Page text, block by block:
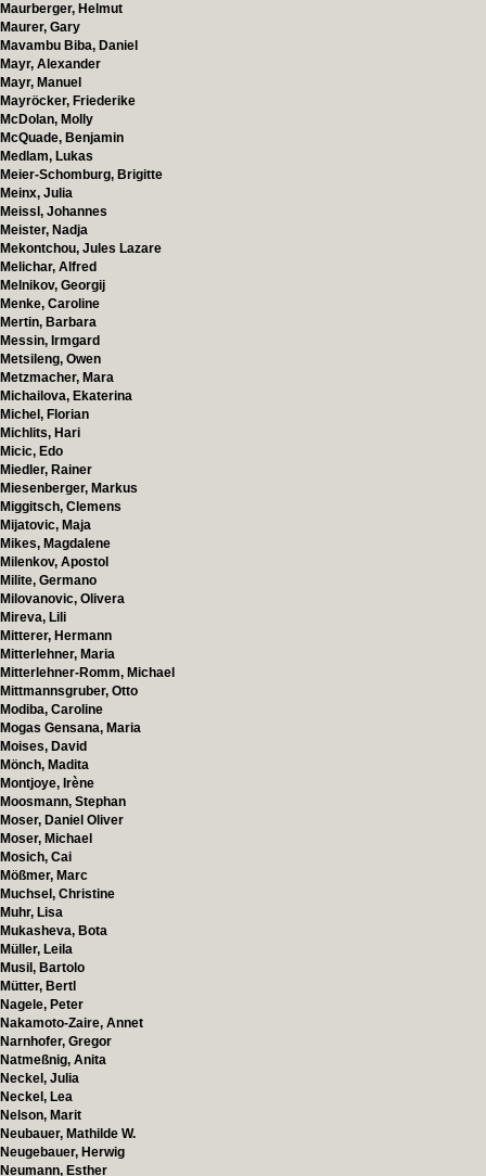
Maurberger, Helmut
Maurer, Gary
Mavambu Biba, Daniel
Mayr, Alexander
Mayr, Manuel
Mayröcker, Friederike
McDolan, Molly
McQuade, Benjamin
Medlam, Lukas
Meier-Schomburg, Brigitte
Meinx, Julia
Meissl, Johannes
Meister, Nadja
Mekontchou, Jules Lazare
Melichar, Alfred
Melnikov, Georgij
Menke, Caroline
Mertin, Barbara
Messin, Irmgard
Metsileng, Owen
Metzmacher, Mara
Michailova, Ekaterina
Michel, Florian
Michlits, Hari
Micic, Edo
Miedler, Rainer
Miesenberger, Markus
Miggitsch, Clemens
Mijatovic, Maja
Mikes, Magdalene
Milenkov, Apostol
Milite, Germano
Milovanovic, Olivera
Mireva, Lili
Mitterer, Hermann
Mitterlehner, Maria
Mitterlehner-Romm, Michael
Mittmannsgruber, Otto
Modiba, Caroline
Mogas Gensana, Maria
Moises, David
Mönch, Madita
Montjoye, Irène
Moosmann, Stephan
Moser, Daniel Oliver
Moser, Michael
Mosich, Cai
Mößmer, Marc
Muchsel, Christine
Muhr, Lisa
Mukasheva, Bota
Müller, Leila
Musil, Bartolo
Mütter, Bertl
Nagele, Peter
Nakamoto-Zaire, Annet
Narnhofer, Gregor
Natmeßnig, Anita
Neckel, Julia
Neckel, Lea
Nelson, Marit
Neubauer, Mathilde W.
Neugebauer, Herwig
Neumann, Esther